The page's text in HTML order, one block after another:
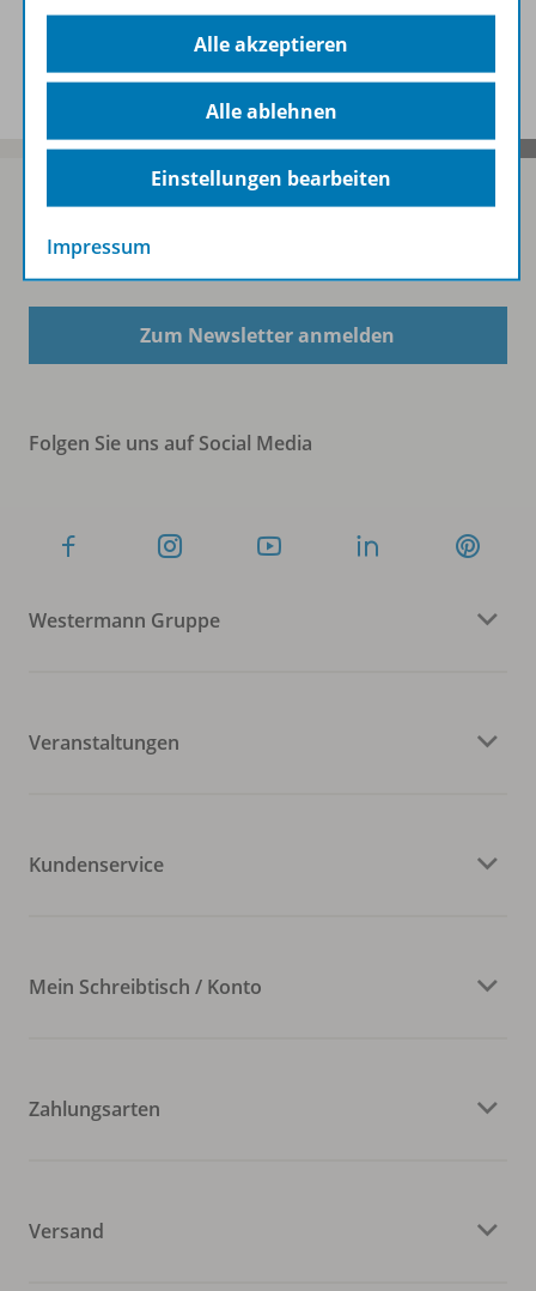
Sofort profitieren
Zum Newsletter anmelden
Folgen Sie uns auf Social Media
Westermann Gruppe
Veranstaltungen
Kundenservice
Mein Schreibtisch / Konto
Zahlungsarten
Versand
Alle akzeptieren
Alle ablehnen
Einstellungen bearbeiten
Impressum